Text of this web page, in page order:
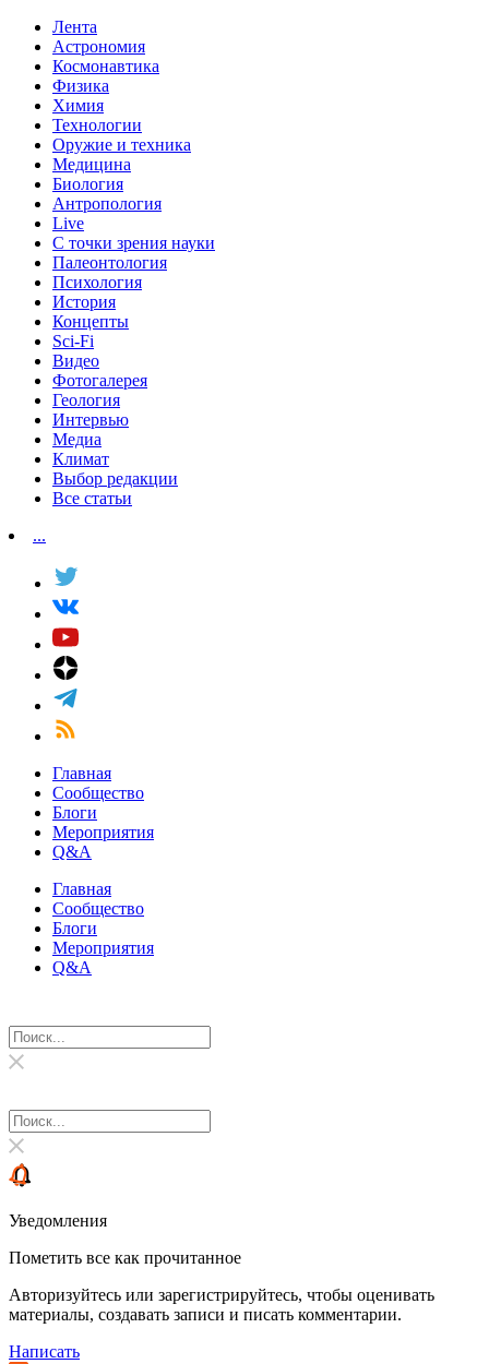
Лента
Астрономия
Космонавтика
Физика
Химия
Технологии
Оружие и техника
Медицина
Биология
Антропология
Live
С точки зрения науки
Палеонтология
Психология
История
Концепты
Sci-Fi
Видео
Фотогалерея
Геология
Интервью
Медиа
Климат
Выбор редакции
Все статьи
...
Главная
Сообщество
Блоги
Мероприятия
Q&A
Главная
Сообщество
Блоги
Мероприятия
Q&A
Уведомления
Пометить все как прочитанное
Авторизуйтесь или зарегистрируйтесь, чтобы оценивать
материалы, создавать записи и писать комментарии.
Написать